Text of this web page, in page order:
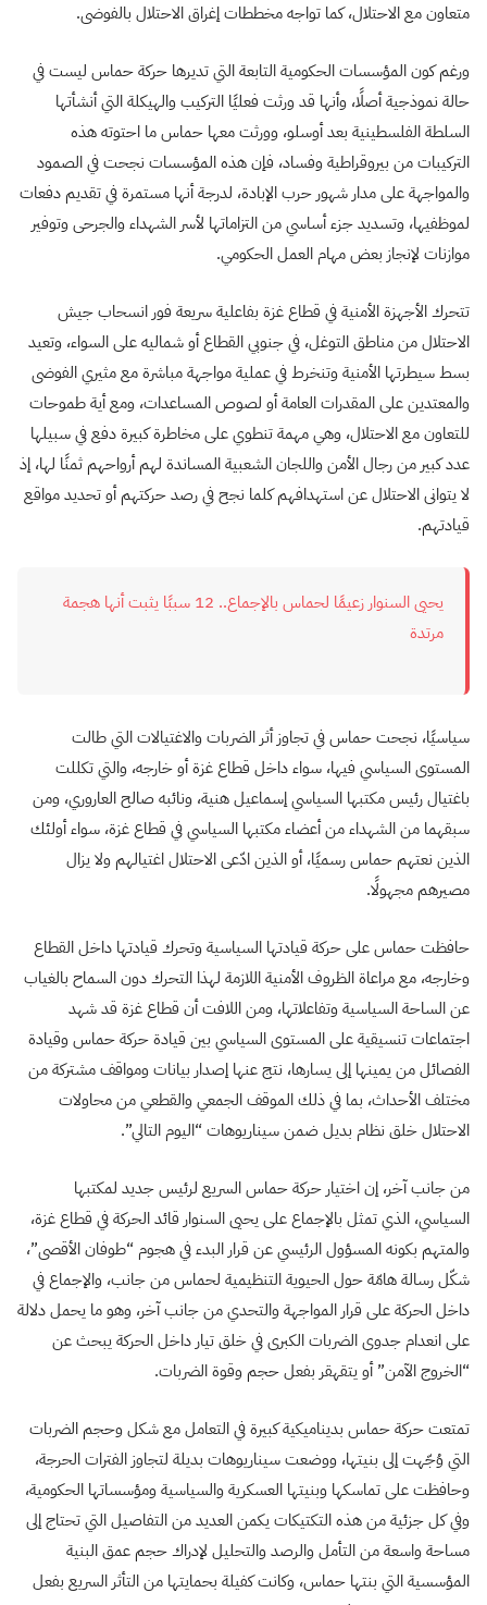
متعاون مع الاحتلال، كما تواجه مخططات إغراق الاحتلال بالفوضى.
ورغم كون المؤسسات الحكومية التابعة التي تديرها حركة حماس ليست في
حالة نموذجية أصلًا، وأنها قد ورثت فعليًا التركيب والهيكلة التي أنشأتها
السلطة الفلسطينية بعد أوسلو، وورثت معها حماس ما احتوته هذه
التركيبات من بيروقراطية وفساد، فإن هذه المؤسسات نجحت في الصمود
والمواجهة على مدار شهور حرب الإبادة، لدرجة أنها مستمرة في تقديم دفعات
لموظفيها، وتسديد جزء أساسي من التزاماتها لأسر الشهداء والجرحى وتوفير
موازنات لإنجاز بعض مهام العمل الحكومي.
تتحرك الأجهزة الأمنية في قطاع غزة بفاعلية سريعة فور انسحاب جيش
الاحتلال من مناطق التوغل، في جنوبي القطاع أو شماليه على السواء، وتعيد
بسط سيطرتها الأمنية وتنخرط في عملية مواجهة مباشرة مع مثيري الفوضى
والمعتدين على المقدرات العامة أو لصوص المساعدات، ومع أية طموحات
للتعاون مع الاحتلال، وهي مهمة تنطوي على مخاطرة كبيرة دفع في سبيلها
عدد كبير من رجال الأمن واللجان الشعبية المساندة لهم أرواحهم ثمنًا لها، إذ
لا يتوانى الاحتلال عن استهدافهم كلما نجح في رصد حركتهم أو تحديد مواقع
قيادتهم.
يحيى السنوار زعيمًا لحماس بالإجماع.. 12 سببًا يثبت أنها هجمة
مرتدة
سياسيًا، نجحت حماس في تجاوز أثر الضربات والاغتيالات التي طالت
المستوى السياسي فيها، سواء داخل قطاع غزة أو خارجه، والتي تكللت
باغتيال رئيس مكتبها السياسي إسماعيل هنية، ونائبه صالح العاروري، ومن
سبقهما من الشهداء من أعضاء مكتبها السياسي في قطاع غزة، سواء أولئك
الذين نعتهم حماس رسميًا، أو الذين ادّعى الاحتلال اغتيالهم ولا يزال
مصيرهم مجهولًا.
حافظت حماس على حركة قيادتها السياسية وتحرك قيادتها داخل القطاع
وخارجه، مع مراعاة الظروف الأمنية اللازمة لهذا التحرك دون السماح بالغياب
عن الساحة السياسية وتفاعلاتها، ومن اللافت أن قطاع غزة قد شهد
اجتماعات تنسيقية على المستوى السياسي بين قيادة حركة حماس وقيادة
الفصائل من يمينها إلى يسارها، نتج عنها إصدار بيانات ومواقف مشتركة من
مختلف الأحداث، بما في ذلك الموقف الجمعي والقطعي من محاولات
الاحتلال خلق نظام بديل ضمن سيناريوهات “اليوم التالي”.
من جانب آخر، إن اختيار حركة حماس السريع لرئيس جديد لمكتبها
السياسي، الذي تمثل بالإجماع على يحيى السنوار قائد الحركة في قطاع غزة،
والمتهم بكونه المسؤول الرئيسي عن قرار البدء في هجوم “طوفان الأقصى”،
شكّل رسالة هامّة حول الحيوية التنظيمية لحماس من جانب، والإجماع في
داخل الحركة على قرار المواجهة والتحدي من جانب آخر، وهو ما يحمل دلالة
على انعدام جدوى الضربات الكبرى في خلق تيار داخل الحركة يبحث عن
“الخروج الآمن” أو يتقهقر بفعل حجم وقوة الضربات.
تمتعت حركة حماس بديناميكية كبيرة في التعامل مع شكل وحجم الضربات
التي وُجّهت إلى بنيتها، ووضعت سيناريوهات بديلة لتجاوز الفترات الحرجة،
وحافظت على تماسكها وبنيتها العسكرية والسياسية ومؤسساتها الحكومية،
وفي كل جزئية من هذه التكتيكات يكمن العديد من التفاصيل التي تحتاج إلى
مساحة واسعة من التأمل والرصد والتحليل لإدراك حجم عمق البنية
المؤسسية التي بنتها حماس، وكانت كفيلة بحمايتها من التأثر السريع بفعل